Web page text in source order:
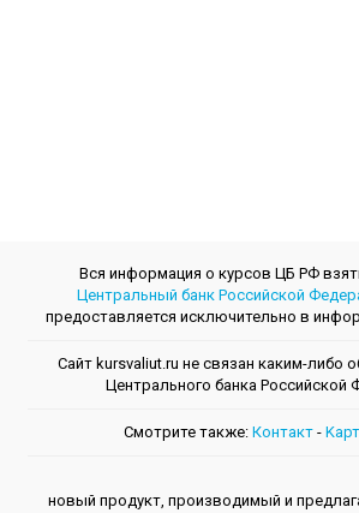
Вся информация о курсов ЦБ РФ
Центральный банк Российской
предоставляется исключительно в
Сайт kursvaliut.ru не связан каким-либо
Центрального банкa Российской
Смотрите также: Контакт -
новый продукт, производимый и